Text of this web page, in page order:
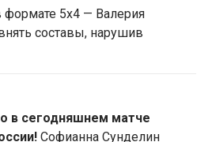
5х4 — Валерия
составы, нарушив
в сегодняшнем матче
Софианна Сунделин